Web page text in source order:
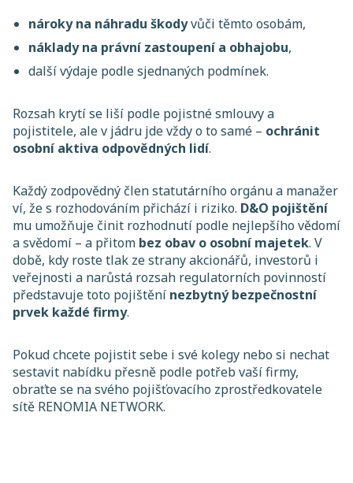
nároky na náhradu škodyvůči těmto osobám,
náklady na právní zastoupení a obhajobu,
další výdaje podle sjednaných podmínek.
Rozsah krytí se liší podle pojistné smlouvy a
pojistitele, ale v jádru jde vždy o to samé – ochránit
osobní aktiva odpovědných lidí.
Každý zodpovědný člen statutárního orgánu a manažer
ví, že s rozhodováním přichází i riziko. D&O pojištění
mu umožňuje činit rozhodnutí podle nejlepšího vědomí
a svědomí – a přitom bez obav o osobní majetek. V
době, kdy roste tlak ze strany akcionářů, investorů i
veřejnosti a narůstá rozsah regulatorních povinností
představuje toto pojištění nezbytný bezpečnostní
prvek každé firmy.
Pokud chcete pojistit sebe i své kolegy nebo si nechat
sestavit nabídku přesně podle potřeb vaší firmy,
obraťte se na svého pojišťovacího zprostředkovatele
sítě RENOMIA NETWORK.